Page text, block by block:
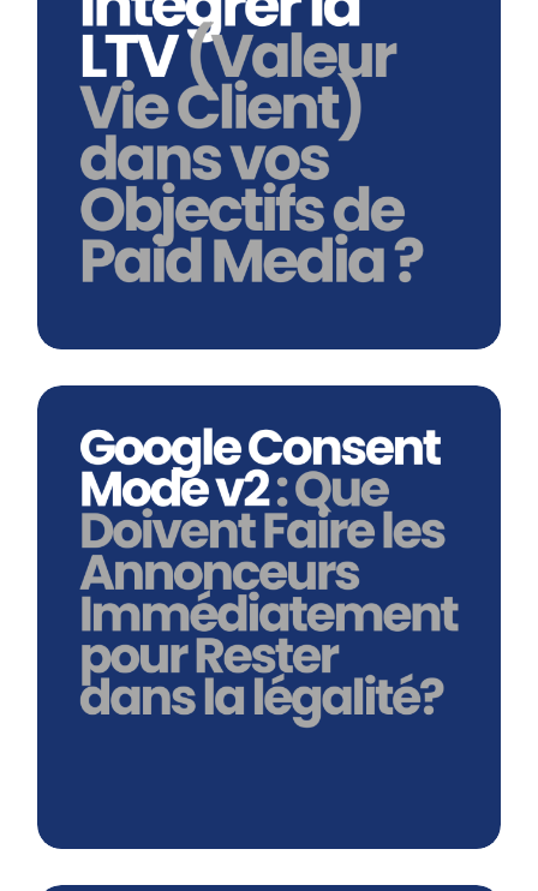
Comment Intégrer La LTV (valeur Vie
Client) Dans Vos Objectifs De Paid
Media ?
En savoir plus
Google Consent Mode V2 : Que
Doivent Faire Les Annonceurs
Immédiatement Pour Rester Légal ?
En savoir plus